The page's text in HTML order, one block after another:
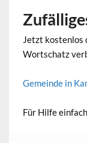
Jetzt kostenlos
Wortschatz
Gemeinde in
Für Hilfe